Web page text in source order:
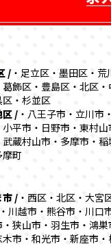
/ ・足立区・墨田区・
葛飾区・豊島区・北区
区・杉並区
区 / ・八王子市・立川市
平市・日野市・東村
武蔵村山市・多摩市・
町
市 / ・西区・北区・大宮
・川越市・熊谷市・川口
・狭山市・羽生市・鴻
木市・和光市・新座市